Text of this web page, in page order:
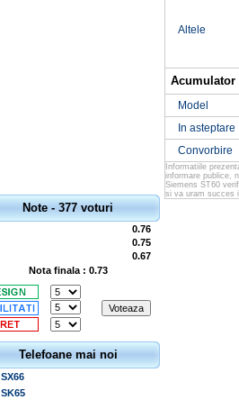
Note - 377 voturi
0.76
0.75
0.67
Nota finala : 0.73
Telefoane mai noi
SX66
SK65
Altele
Acumulator
Model
In asteptare
Convorbire
Informatiile
informare publice,
Siemens ST60
si va uram succes